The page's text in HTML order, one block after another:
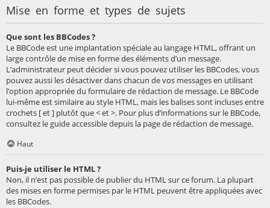
Mise en forme et types de sujets
Que sont les BBCodes ?
Le BBCode est une implantation spéciale au langage HTML, offrant un
large contrôle de mise en forme des éléments d’un message.
L’administrateur peut décider si vous pouvez utiliser les BBCodes, vous
pouvez aussi les désactiver dans chacun de vos messages en utilisant
l’option appropriée du formulaire de rédaction de message. Le BBCode
lui-même est similaire au style HTML, mais les balises sont incluses entre
crochets [ et ] plutôt que < et >. Pour plus d’informations sur le BBCode,
consultez le guide accessible depuis la page de rédaction de message.
Haut
Puis-je utiliser le HTML ?
Non, il n’est pas possible de publier du HTML sur ce forum. La plupart
des mises en forme permises par le HTML peuvent être appliquées avec
les BBCodes.